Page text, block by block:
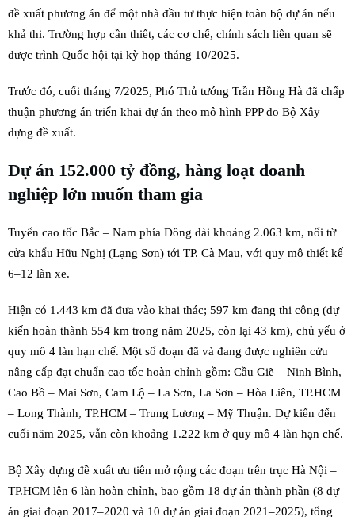
đề xuất phương án để một nhà đầu tư thực hiện toàn bộ dự án nếu
khả thi. Trường hợp cần thiết, các cơ chế, chính sách liên quan sẽ
được trình Quốc hội tại kỳ họp tháng 10/2025.
Trước đó, cuối tháng 7/2025, Phó Thủ tướng Trần Hồng Hà đã chấp
thuận phương án triển khai dự án theo mô hình PPP do Bộ Xây
dựng đề xuất.
Dự án 152.000 tỷ đồng, hàng loạt doanh
nghiệp lớn muốn tham gia
Tuyến cao tốc Bắc – Nam phía Đông dài khoảng 2.063 km, nối từ
cửa khẩu Hữu Nghị (Lạng Sơn) tới TP. Cà Mau, với quy mô thiết kế
6–12 làn xe.
Hiện có 1.443 km đã đưa vào khai thác; 597 km đang thi công (dự
kiến hoàn thành 554 km trong năm 2025, còn lại 43 km), chủ yếu ở
quy mô 4 làn hạn chế. Một số đoạn đã và đang được nghiên cứu
nâng cấp đạt chuẩn cao tốc hoàn chỉnh gồm: Cầu Giẽ – Ninh Bình,
Cao Bồ – Mai Sơn, Cam Lộ – La Sơn, La Sơn – Hòa Liên, TP.HCM
– Long Thành, TP.HCM – Trung Lương – Mỹ Thuận. Dự kiến đến
cuối năm 2025, vẫn còn khoảng 1.222 km ở quy mô 4 làn hạn chế.
Bộ Xây dựng đề xuất ưu tiên mở rộng các đoạn trên trục Hà Nội –
TP.HCM lên 6 làn hoàn chỉnh, bao gồm 18 dự án thành phần (8 dự
án giai đoạn 2017–2020 và 10 dự án giai đoạn 2021–2025), tổng